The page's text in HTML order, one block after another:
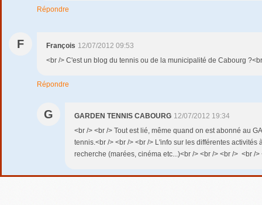
Répondre
F François 12/07/2012 09:53
<br /> C'est un blog du tennis ou de la municipalité de Cabourg
Répondre
G GARDEN TENNIS CABOURG 12/07/2012 19:34
<br /> <br /> Tout est lié, même quand on est abonné au
tennis.<br /> <br /> <br /> L'info sur les différentes activités
recherche (marées, cinéma etc...)<br /> <br /> <br /> <br />